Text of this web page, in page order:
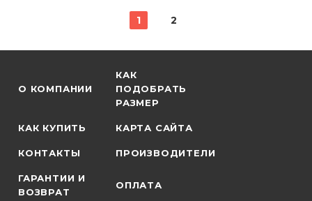
1 2
О КОМПАНИИ
КАК
ПОДОБРАТЬ
РАЗМЕР
КАК КУПИТЬ КАРТА САЙТА
КОНТАКТЫ ПРОИЗВОДИТЕЛИ
ГАРАНТИИ И
ВОЗВРАТ
ОПЛАТА